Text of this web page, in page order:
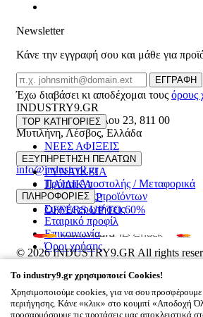
Newsletter
Κάνε την εγγραφή σου και μάθε για
Email
ΕΓΓΡΑΦΗ
Έχω διαβάσει κι αποδέχομαι τους όρους
INDUSTRY9.GR
Ελευθέριου Βενιζέλου 23, 811 00
Μυτιλήνη,Λέσβος,Ελλάδα
22510 55629
info@industry9.gr
TOP ΚΑΤΗΓΟΡΙΕΣ
ΝΕΕΣ ΑΦΙΞΕΙΣ
ΑΝΔΡΙΚΑ
ΓΥΝΑΙΚΕΙΑ
ΠΑΙΔΙΚΑ
ΑΞΕΣΟΥΑΡ
OFFERS UP TO 60%
ΕΞΥΠΗΡΕΤΗΣΗ ΠΕΛΑΤΩΝ
Τρόποι Αποστολής / Μεταφορικά
Επιστροφές προϊόντων
Συχνές ερωτήσεις
ΠΛΗΡΟΦΟΡΙΕΣ
Εταιρικό προφίλ
Επικοινωνία
Όροι χρήσης
© 2026INDUSTRY9.GR All rights
× Το Καλάθι Σου
0
Βάλε κάτι στο καλάθι σου
To industry9.gr χρησιμοποιεί Cookies!
Χρησιμοποιούμε cookies, για να σου
περιήγησης. Κάνε «κλικ» στο κουμπί «Αποδοχή
προσαρμόσουμε τις προτάσεις μας αποκλειστικά